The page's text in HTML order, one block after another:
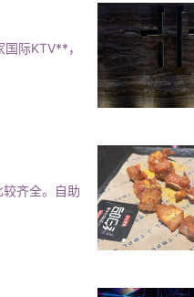
杭州大悦城店”，关注其官
订方式。他们会为你提供专
，你将收到确认短信和优
论是朋友聚会、公司团建还
际KTV**，
齐全。自助